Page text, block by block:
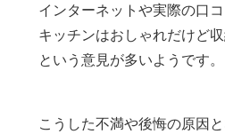
インターネットや実際の口
キッチンはおしゃれだけど
という意見が多いようです。
こうした不満や後悔の原因